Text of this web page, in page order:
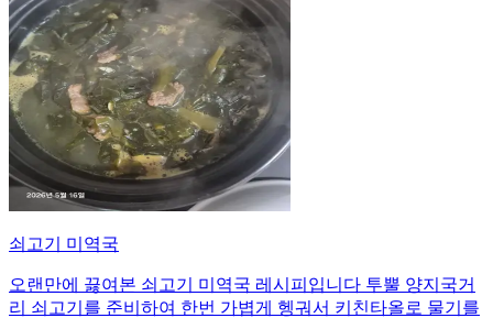
쇠고기 미역국
오랜만에 끓여본 쇠고기 미역국 레시피입니다 투뿔 양지국거
리 쇠고기를 준비하여 한번 가볍게 헹궈서 키친타올로 물기를